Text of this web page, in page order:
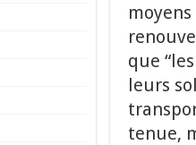
que
leurs
tenue,